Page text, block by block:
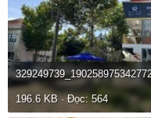
196.6 KB · Đọc: 564